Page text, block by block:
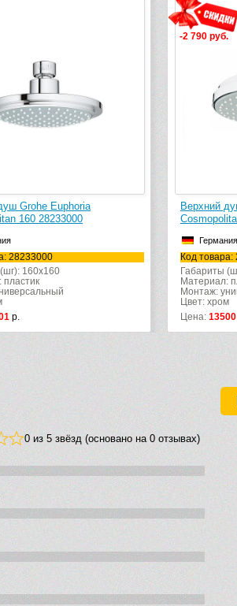
Верхний душ Grohe Rainshower
Cosmopolitan 160 27134000
Код товара: 27134000
Габариты (шг): 160x160
Монтаж: универсальный
р.
0 из 5 звёзд (основано на 0 отзывах)